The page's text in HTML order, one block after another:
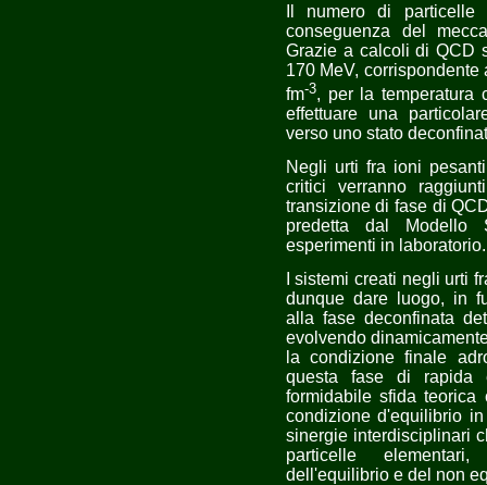
Il numero di
conseguenza del
Grazie a calcoli di QCD
170 MeV,
fm-3, per la temperatura
effettuare una
verso uno stato
Negli urti fra ioni
critici verranno
transizione di fase di
predetta dal Modello
esperimenti in laboratorio.
I sistemi creati negli urti
dunque dare luogo, in
alla fase deconfinata
evolvendo
la condizione finale
questa fase di rapida
formidabile sfida
condizione d'equilibrio
sinergie interdisciplinari
particelle
dell'equilibrio e del non